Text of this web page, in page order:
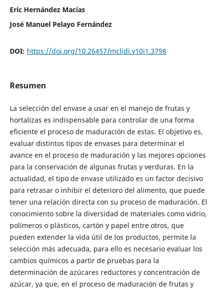
Eric Hernández Macías
José Manuel Pelayo Fernández
DOI: https://doi.org/10.26457/mclidi.v10i1.3798
Resumen
La selección del envase a usar en el manejo de frutas y
hortalizas es indispensable para controlar de una forma
eficiente el proceso de maduración de estas. El objetivo es,
evaluar distintos tipos de envases para determinar el
avance en el proceso de maduración y las mejores opciones
para la conservación de algunas frutas y verduras. En la
actualidad, el tipo de envase utilizado es un factor decisivo
para retrasar o inhibir el deterioro del alimento, que puede
tener una relación directa con su proceso de maduración. El
conocimiento sobre la diversidad de materiales como vidrio,
polímeros o plásticos, cartón y papel entre otros, que
pueden extender la vida útil de los productos, permite la
selección más adecuada, para ello es necesario evaluar los
cambios químicos a partir de pruebas para la
determinación de azúcares reductores y concentración de
azúcar, ya que, en el proceso de maduración de frutas y